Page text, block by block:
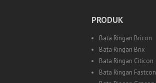
PRODUK
Bata Ringan Bricon
Bata Ringan Brix
Bata Ringan Citicon
Bata Ringan Fastcon